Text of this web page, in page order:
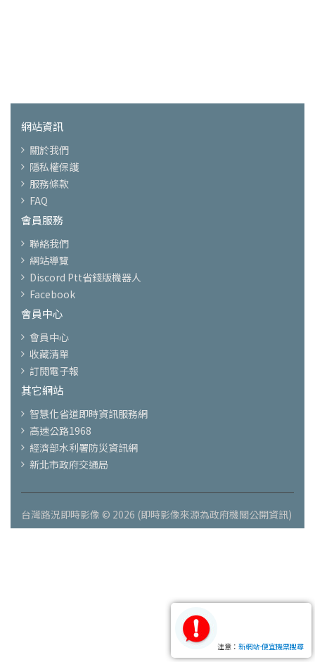
網站資訊
關於我們
隱私權保護
服務條款
FAQ
會員服務
聯絡我們
網站導覽
Discord Ptt省錢版機器人
Facebook
會員中心
會員中心
收藏清單
訂閱電子報
其它網站
智慧化省道即時資訊服務網
高速公路1968
經濟部水利署防災資訊網
新北市政府交通局
台灣路況即時影像 © 2026 (即時影像來源為政府機關公開資訊)
注意： 新網站-便宜機票搜尋